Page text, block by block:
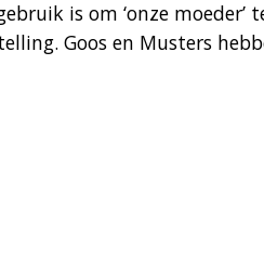
is om ‘onze moeder’
Goos en Musters